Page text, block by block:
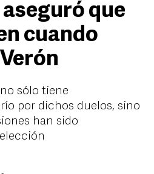
que
cuando
sólo tiene
por dichos duelos, sino
han sido